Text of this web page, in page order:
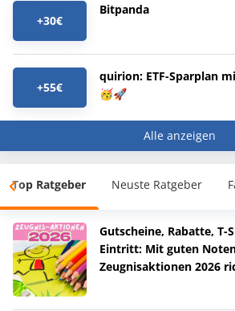
+30€
Bitpanda
+55€
quirion: ETF-Sparplan
🥳🚀
Alle anzeigen
Top Ratgeber Neuste Ratgeber
Gutscheine, Rabatte, T-
Eintritt: Mit guten
Zeugnisaktionen 2026